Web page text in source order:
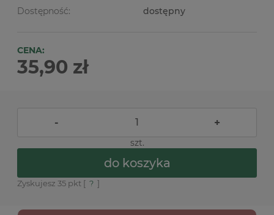
Dostępność:
dostępny
CENA:
35,90 zł
- +
szt.
do koszyka
Zyskujesz 35 pkt [ ? ]